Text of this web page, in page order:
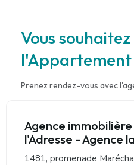
Vous
l'Appartement
Prenez rendez-vous avec
Agence immobilière
l'Adresse - Agence
1481, promenade